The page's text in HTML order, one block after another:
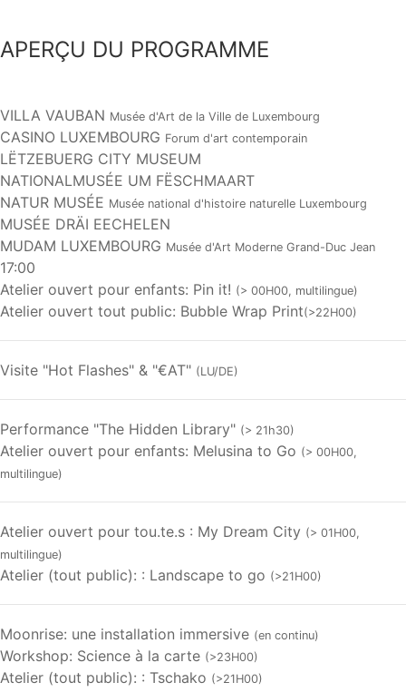
APERÇU DU PROGRAMME
VILLA VAUBAN Musée d'Art de la Ville de Luxembourg
CASINO LUXEMBOURG Forum d'art contemporain
LËTZEBUERG CITY MUSEUM
NATIONALMUSÉE UM FËSCHMAART
NATUR MUSÉE Musée national d'histoire naturelle Luxembourg
MUSÉE DRÄI EECHELEN
MUDAM LUXEMBOURG Musée d'Art Moderne Grand-Duc Jean
17:00
Atelier ouvert pour enfants: Pin it! (> 00H00, multilingue)
Atelier ouvert tout public: Bubble Wrap Print(>22H00)
Visite "Hot Flashes" & "€AT" (LU/DE)
Performance "The Hidden Library" (> 21h30)
Atelier ouvert pour enfants: Melusina to Go (> 00H00,
multilingue)
Atelier ouvert pour tou.te.s : My Dream City (> 01H00,
multilingue)
Atelier (tout public): : Landscape to go (>21H00)
Moonrise: une installation immersive (en continu)
Workshop: Science à la carte (>23H00)
Atelier (tout public): : Tschako (>21H00)